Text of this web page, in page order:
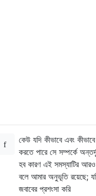
কেউ যদি কীভাবে এবং
করতে পারে সে সম্পর্কে
হব কারণ এই সমস্যাটির
বলে আমার অনুভূতি রয়েছে;
জবাবের প্রশংসা করি